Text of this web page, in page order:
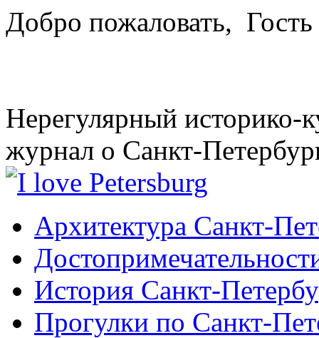
Добро пожаловать, Гость
Нерегулярный историко-
журнал о Санкт-
Архитектура Санкт-
История Санкт-
Прогулки по Санкт-